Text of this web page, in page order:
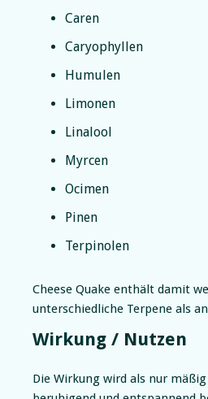
Caren
Caryophyllen
Humulen
Limonen
Linalool
Myrcen
Ocimen
Pinen
Terpinolen
Cheese Quake enthält damit
unterschiedliche Terpene als
Wirkung / Nutzen
Die Wirkung wird als nur